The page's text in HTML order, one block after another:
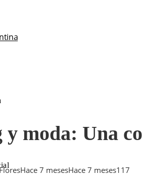
moda: Una
Hace 7 mesesHace 7 meses117